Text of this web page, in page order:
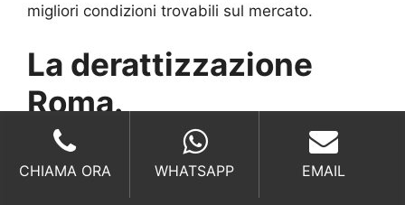
migliori condizioni trovabili sul mercato.
La derattizzazione
Roma.
Lavorare nel settore della
derattizzazione
Romaè da sempre stata una sfida per la nostra
società, una sfida al cambiamento al saper
CHIAMA ORA WHATSAPP EMAIL